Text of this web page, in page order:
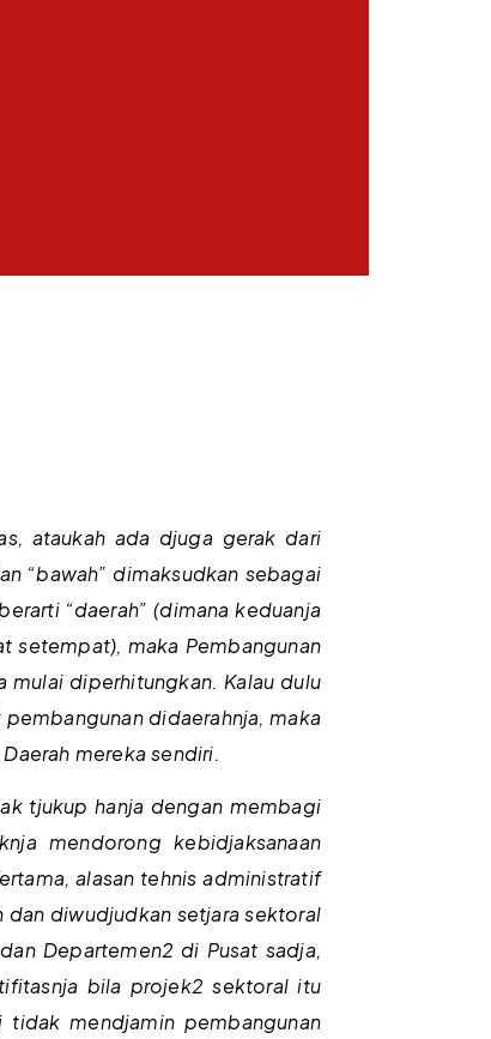
ataukah ada djuga gerak dari
“bawah” dimaksudkan sebagai
“daerah” (dimana keduanja
setempat), maka Pembangunan
mulai diperhitungkan. Kalau dulu
didaerahnja, maka
mereka sendiri.
tjukup hanja dengan membagi
mendorong kebidjaksanaan
alasan tehnis administratif
dan diwudjudkan setjara sektoral
Departemen2 di Pusat sadja,
bila projek2 sektoral itu
mendjamin pembangunan